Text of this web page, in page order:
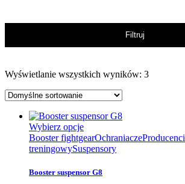
Filtruj
Wyświetlanie wszystkich wyników: 3
Wybierz opcjeTen
produkt
ma
wariantów.
Booster fightgearOchraniaczeProducenci
treningowySuspensory
Booster suspensor G8